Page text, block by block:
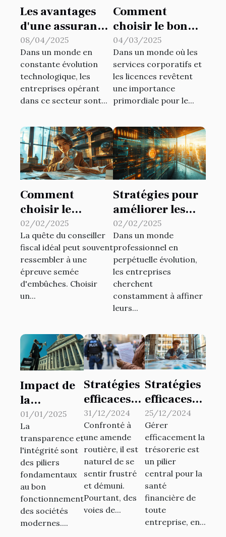
Les avantages
d'une assurance
complète pour
les entreprises
technologiques
08/04/2025
Dans un monde en
constante évolution
technologique, les
entreprises opérant
dans ce secteur sont...
Comment
choisir le bon
partenaire pour
les services
corporatifs et
licences
04/03/2025
Dans un monde où les
services corporatifs et
les licences revêtent
une importance
primordiale pour le...
Comment
choisir le
meilleur
conseiller fiscal
pour vos besoins
personnels
02/02/2025
La quête du conseiller
fiscal idéal peut souvent
ressembler à une
épreuve semée
d'embûches. Choisir
un...
Stratégies pour
améliorer les
performances à
travers des
systèmes de
gestion
innovants
02/02/2025
Dans un monde
professionnel en
perpétuelle évolution,
les entreprises
cherchent
constamment à affiner
leurs...
Impact de
la
législation
sur la
protection
des
lanceurs
d'alerte
01/01/2025
La
transparence et
l'intégrité sont
des piliers
fondamentaux
au bon
fonctionnement
des sociétés
modernes....
Stratégies
efficaces
pour
contester
une
amende
routière
31/12/2024
Confronté à
une amende
routière, il est
naturel de se
sentir frustré
et démuni.
Pourtant, des
voies de...
Stratégies
efficaces
pour une
gestion de
trésorerie
optimale
dans les
startups
25/12/2024
Gérer
efficacement la
trésorerie est
un pilier
central pour la
santé
financière de
toute
entreprise, en...